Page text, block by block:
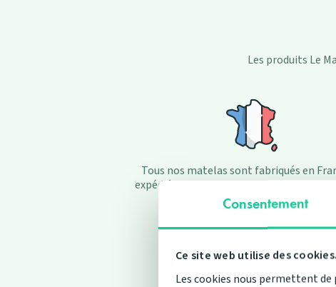
Consentement
Ce site web utilise des cookies.
Les cookies nous permettent
Les produits Le
Tous nos matelas sont fabriqués en
expédiés directement depuis nos
limiter au maximum les transports.